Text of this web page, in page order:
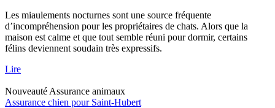
Les miaulements nocturnes sont une source fréquente
d’incompréhension pour les propriétaires de chats. Alors que la
maison est calme et que tout semble réuni pour dormir, certains
félins deviennent soudain très expressifs.
Lire
Nouveauté Assurance animaux
Assurance chien pour Saint-Hubert